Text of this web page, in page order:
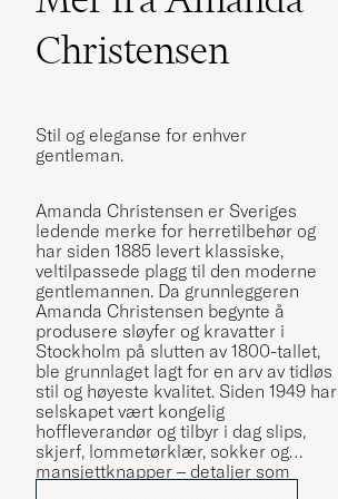
Christensen
Stil og eleganse for enhver
gentleman.
Amanda Christensen er Sveriges
ledende merke for herretilbehør og
har siden 1885 levert klassiske,
veltilpassede plagg til den moderne
gentlemannen. Da grunnleggeren
Amanda Christensen begynte å
produsere sløyfer og kravatter i
Stockholm på slutten av 1800-tallet,
ble grunnlaget lagt for en arv av tidløs
stil og høyeste kvalitet. Siden 1949 har
selskapet vært kongelig
hoffleverandør og tilbyr i dag slips,
skjerf, lommetørklær, sokker og
mansjettknapper – detaljer som